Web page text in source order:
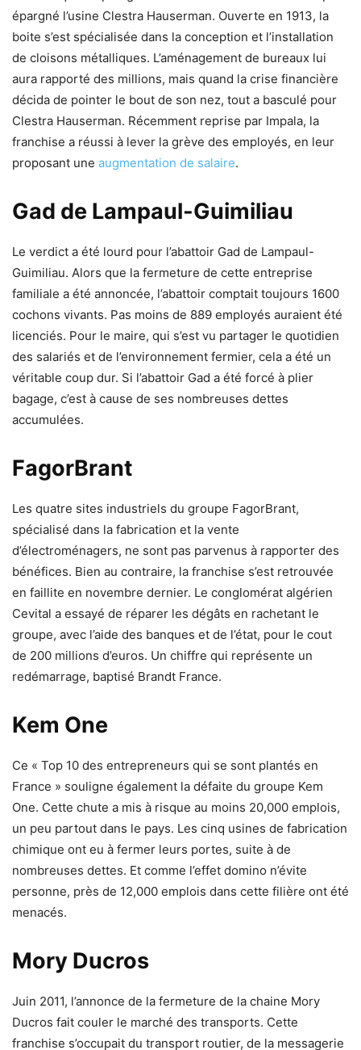
épargné l’usine Clestra Hauserman. Ouverte en 1913, la
boite s’est spécialisée dans la conception et l’installation
de cloisons métalliques. L’aménagement de bureaux lui
aura rapporté des millions, mais quand la crise financière
décida de pointer le bout de son nez, tout a basculé pour
Clestra Hauserman. Récemment reprise par Impala, la
franchise a réussi à lever la grève des employés, en leur
proposant une augmentation de salaire.
Gad de Lampaul-Guimiliau
Le verdict a été lourd pour l’abattoir Gad de Lampaul-
Guimiliau. Alors que la fermeture de cette entreprise
familiale a été annoncée, l’abattoir comptait toujours 1600
cochons vivants. Pas moins de 889 employés auraient été
licenciés. Pour le maire, qui s’est vu partager le quotidien
des salariés et de l’environnement fermier, cela a été un
véritable coup dur. Si l’abattoir Gad a été forcé à plier
bagage, c’est à cause de ses nombreuses dettes
accumulées.
FagorBrant
Les quatre sites industriels du groupe FagorBrant,
spécialisé dans la fabrication et la vente
d’électroménagers, ne sont pas parvenus à rapporter des
bénéfices. Bien au contraire, la franchise s’est retrouvée
en faillite en novembre dernier. Le conglomérat algérien
Cevital a essayé de réparer les dégâts en rachetant le
groupe, avec l’aide des banques et de l’état, pour le cout
de 200 millions d’euros. Un chiffre qui représente un
redémarrage, baptisé Brandt France.
Kem One
Ce « Top 10 des entrepreneurs qui se sont plantés en
France » souligne également la défaite du groupe Kem
One. Cette chute a mis à risque au moins 20,000 emplois,
un peu partout dans le pays. Les cinq usines de fabrication
chimique ont eu à fermer leurs portes, suite à de
nombreuses dettes. Et comme l’effet domino n’évite
personne, près de 12,000 emplois dans cette filière ont été
menacés.
Mory Ducros
Juin 2011, l’annonce de la fermeture de la chaine Mory
Ducros fait couler le marché des transports. Cette
franchise s’occupait du transport routier, de la messagerie